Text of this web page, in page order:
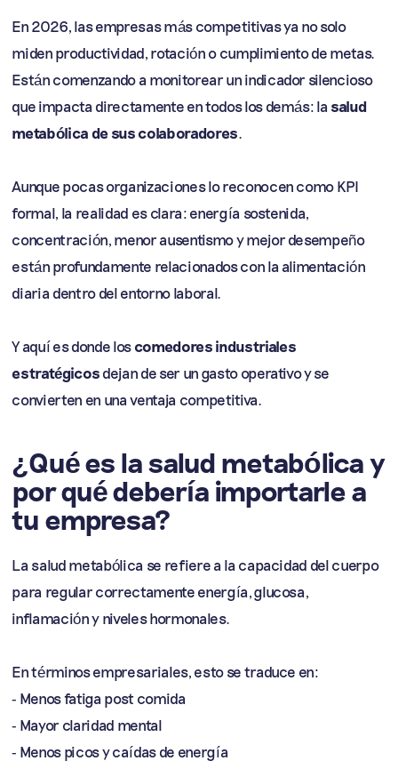
En 2026, las empresas más competitivas ya no solo
miden productividad, rotación o cumplimiento de metas.
Están comenzando a monitorear un indicador silencioso
que impacta directamente en todos los demás: la salud
metabólica de sus colaboradores.
Aunque pocas organizaciones lo reconocen como KPI
formal, la realidad es clara: energía sostenida,
concentración, menor ausentismo y mejor desempeño
están profundamente relacionados con la alimentación
diaria dentro del entorno laboral.
Y aquí es donde loscomedores industriales
estratégicos dejan de ser un gasto operativo y se
convierten en una ventaja competitiva.
¿Qué es la salud metabólica y
por qué debería importarle a
tu empresa?
La salud metabólica se refiere a la capacidad del cuerpo
para regular correctamente energía, glucosa,
inflamación y niveles hormonales.
En términos empresariales, esto se traduce en:
- Menos fatiga post comida
- Mayor claridad mental
- Menos picos y caídas de energía